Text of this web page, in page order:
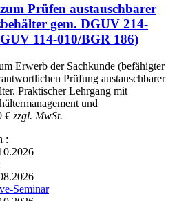
Prüfen austauschbarer
gem. DGUV 214-
114-010/BGR 186)
Erwerb der Sachkunde (befähigter
Prüfung austauschbarer
Praktischer Lehrgang mit
und
€ zzgl. MwSt.
:
Seminar